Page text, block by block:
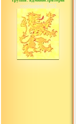
сообщений: 3753